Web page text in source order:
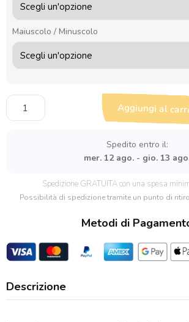
Maiuscolo / Minuscolo
Sagoma
in
Aggiungi al
Spedito entro il:
mer. 12 ago. - gio. 13
Spedizione GRATUITA con una spesa
Possibilità di spedizione tramite un punto di
Metodi di
Descrizione